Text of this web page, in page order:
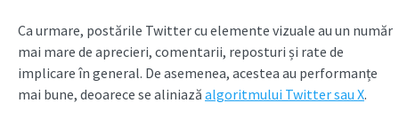
Ca urmare, postările Twitter cu elemente vizuale au un număr
mai mare de aprecieri, comentarii, reposturi și rate de
implicare în general. De asemenea, acestea au performanțe
mai bune, deoarece se aliniază algoritmului Twitter sau X.